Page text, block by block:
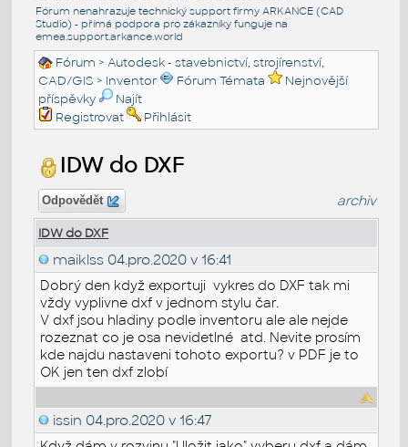
Fórum nenahrazuje technický support firmy ARKANCE (CAD
Studio) - přímá podpora pro zákazníky funguje na
emea.support.arkance.world
Fórum >Autodesk - stavebnictví, strojírenství,
CAD/GIS > Inventor Fórum Témata
Nejnovější
příspěvky
Najít
Registrovat
Přihlásit
IDW do DXF
Odpovědět archiv
IDW do DXF
maiklss 04.pro.2020 v 16:41
Dobrý den když exportuji vykres do DXF tak mi
vždy vyplivne dxf v jednom stylu čar.
V dxf jsou hladiny podle inventoru ale ale nejde
rozeznat co je osa nevidetlné atd. Nevite prosím
kde najdu nastaveni tohoto exportu? v PDF je to
OK jen ten dxf zlobí
issin 04.pro.2020 v 16:47